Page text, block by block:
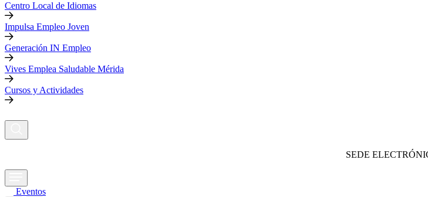
Centro Local de Idiomas
Impulsa Empleo Joven
Generación IN Empleo
Vives Emplea Saludable Mérida
Cursos y Actividades
SEDE
Eventos